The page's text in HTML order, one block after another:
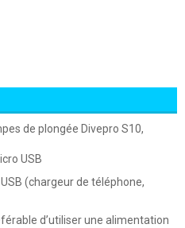
de plongée Divepro S10,
USB
(chargeur de téléphone,
d’utiliser une alimentation